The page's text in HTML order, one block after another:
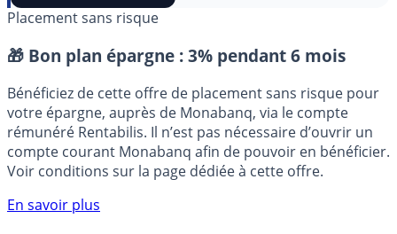
⭐️ Suivre sur Google
Placement sans risque
🎁 Bon plan épargne : 3% pendant 6 mois
Bénéficiez de cette offre de placement sans risque pour
votre épargne, auprès de Monabanq, via le compte
rémunéré Rentabilis. Il n’est pas nécessaire d’ouvrir un
compte courant Monabanq afin de pouvoir en bénéficier.
Voir conditions sur la page dédiée à cette offre.